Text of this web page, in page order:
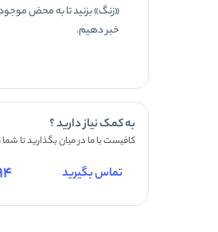
«زنگ» بزنید تا به محض
خبر دهیم.
به کمک نیاز دارید ؟
کافیست با ما در میان بگذارید تا شما
تماس بگیرید